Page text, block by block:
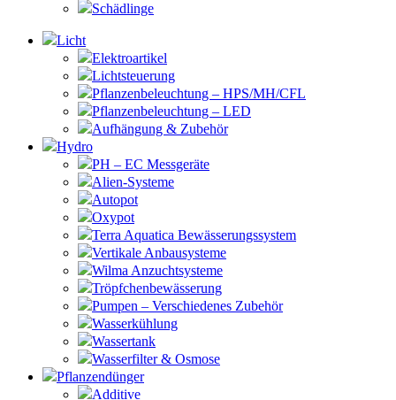
Schädlinge
Licht
Elektroartikel
Lichtsteuerung
Pflanzenbeleuchtung – HPS/MH/CFL
Pflanzenbeleuchtung – LED
Aufhängung & Zubehör
Hydro
PH – EC Messgeräte
Alien-Systeme
Autopot
Oxypot
Terra Aquatica Bewässerungssystem
Vertikale Anbausysteme
Wilma Anzuchtsysteme
Tröpfchenbewässerung
Pumpen – Verschiedenes Zubehör
Wasserkühlung
Wassertank
Wasserfilter & Osmose
Pflanzendünger
Additive